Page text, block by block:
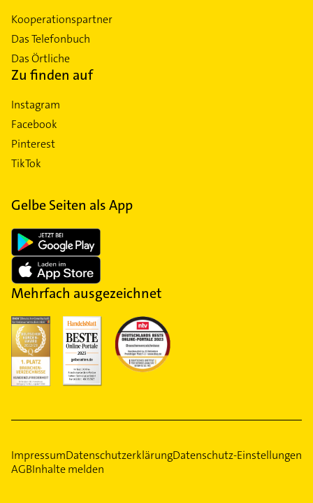
Kooperationspartner
Das Telefonbuch
Das Örtliche
Zu finden auf
Instagram
Facebook
Pinterest
TikTok
Gelbe Seiten als App
Mehrfach ausgezeichnet
ImpressumDatenschutzerklärungDatenschutz-Einstellungen
AGBInhalte melden